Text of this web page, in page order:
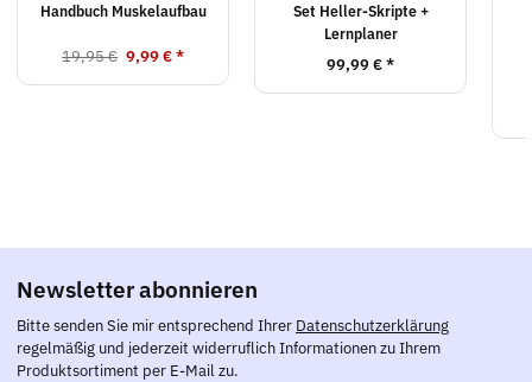
Handbuch Muskelaufbau
19,95 € 9,99 €*
Set Heller-Skripte +
Lernplaner
99,99 €*
Newsletter abonnieren
Bitte senden Sie mir entsprechend Ihrer Datenschutzerklärung
regelmäßig und jederzeit widerruflich Informationen zu Ihrem
Produktsortiment per E-Mail zu.